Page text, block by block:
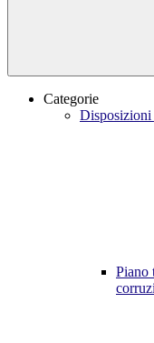
Categorie
Disposizioni
Piano